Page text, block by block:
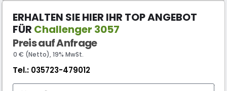
ERHALTEN SIE HIER IHR TOP ANGEBOT
FÜR Challenger 3057
Preis auf Anfrage
0 € (Netto), 19% MwSt.
Tel.: 035723-479012